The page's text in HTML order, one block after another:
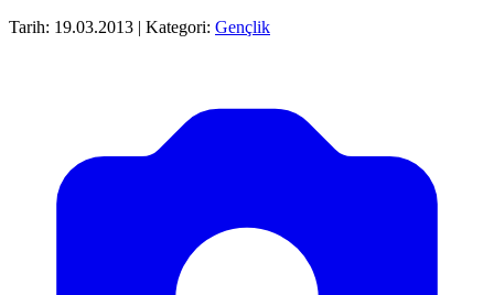
Tarih: 19.03.2013 | Kategori: Gençlik